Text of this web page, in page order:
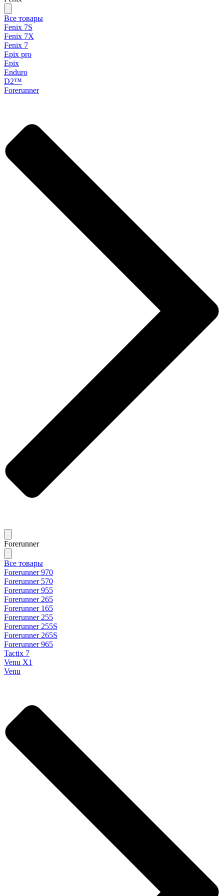
Все товары
Fenix 7S
Fenix 7X
Fenix 7
Epix pro
Epix
Enduro
D2™
Forerunner
Forerunner
Все товары
Forerunner 970
Forerunner 570
Forerunner 955
Forerunner 265
Forerunner 165
Forerunner 255
Forerunner 255S
Forerunner 265S
Forerunner 965
Tactix 7
Venu X1
Venu